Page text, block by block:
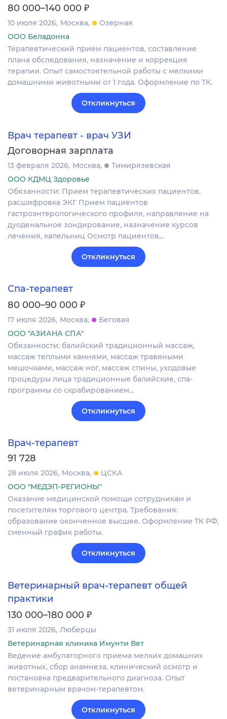
80 000–140 000 ₽
10 июля 2026 Москва
Озерная
ООО Беладонна
Терапевтический прием пациентов, составление
плана обследования, назначение и коррекция
терапии. Опыт самостоятельной работы с мелкими
домашними животными от 1 года. Оформление по ТК.
Откликнуться
Врач терапевт - врач УЗИ
Договорная зарплата
13 февраля 2026 Москва
Тимирязевская
ООО КДМЦ Здоровье
Обязанности: Прием терапевтических пациентов,
расшифровка ЭКГ Прием пациентов
гастроэнтерологического профиля, направление на
дуоденальное зондирование, назначение курсов
лечения, капельниц Осмотр пациентов…
Откликнуться
Спа-терапевт
80 000–90 000 ₽
17 июля 2026 Москва
Беговая
ООО "АЗИАНА СПА"
Обязанности: балийский традиционный массаж,
массаж теплыми камнями, массаж травяными
мешочками, массаж ног, массаж спины, уходовые
процедуры лица традиционные балийские, спа-
программы со скрабированием…
Откликнуться
Врач-терапевт
91 728
28 июля 2026 Москва
ЦСКА
ООО "МЕДЭП-РЕГИОНЫ"
Оказание медицинской помощи сотрудникам и
посетителям торгового центра. Требования:
образование оконченное высшее. Оформление ТК РФ,
сменный график работы.
Откликнуться
Ветеринарный врач-терапевт общей
практики
130 000–180 000 ₽
31 июля 2026 Люберцы
Ветеринарная клиника Имунти Вет
Ведение амбулаторного приема мелких домашних
животных, сбор анамнеза, клинический осмотр и
постановка предварительного диагноза. Опыт
ветеринарным врачом-терапевтом.
Откликнуться